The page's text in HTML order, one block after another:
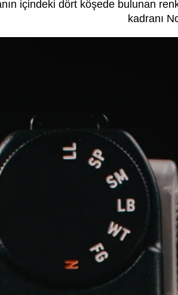
içindeki dört köşede bulunan
kadranı